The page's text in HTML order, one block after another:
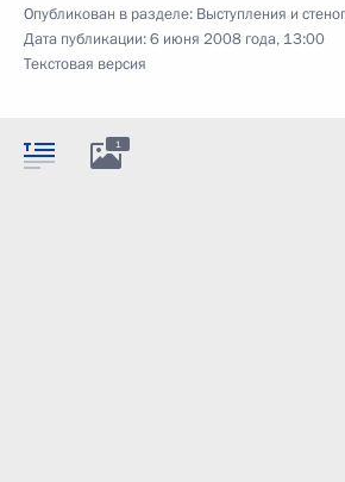
Опубликован в разделе: Выступления и
Дата публикации:6 июня 2008 года, 13:00
Текстовая версия
1